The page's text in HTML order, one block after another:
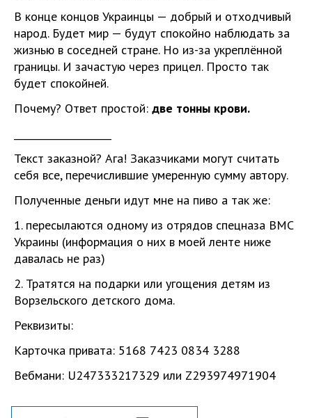
В конце концов Украинцы — добрый и отходчивый
народ. Будет мир — будут спокойно наблюдать за
жизнью в соседней стране. Но из-за укреплённой
границы. И зачастую через прицел. Просто так
будет спокойней.
Почему? Ответ простой: две тонны крови.
Текст заказной? Ага! Заказчиками могут считать
себя все, перечислившие умеренную сумму автору.
Полученные деньги идут мне на пиво а так же:
1. пересылаются одному из отрядов спецназа ВМС
Украины (информация о них в моей ленте ниже
давалась не раз)
2. Тратятся на подарки или угощения детям из
Ворзельского детского дома.
Реквизиты:
Карточка привата: 5168 7423 0834 3288
Вебмани: U247333217329 или Z293974971904